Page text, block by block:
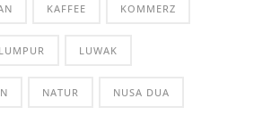
KAFFEE KOMMERZ
LUWAK
NATUR NUSA DUA